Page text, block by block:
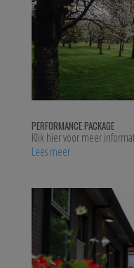
PERFORMANCE PACKAGE
Klik hier voor meer
Lees meer